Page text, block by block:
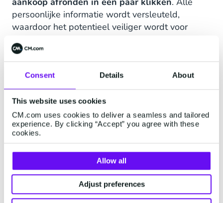
Consent Details About
This website uses cookies
CM.com uses cookies to deliver a seamless and tailored
experience. By clicking “Accept” you agree with these
cookies.
Allow all
Adjust preferences
persoonlijke informatie wordt versleuteld,
waardoor het potentieel veiliger wordt voor
Mobile Wallets
Apple Pay